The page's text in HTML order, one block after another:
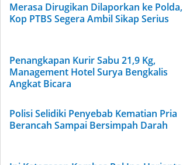
Merasa Dirugikan Dilaporkan ke Polda,
Kop PTBS Segera Ambil Sikap Serius
Penangkapan Kurir Sabu 21,9 Kg,
Management Hotel Surya Bengkalis
Angkat Bicara
Polisi Selidiki Penyebab Kematian Pria
Berancah Sampai Bersimpah Darah